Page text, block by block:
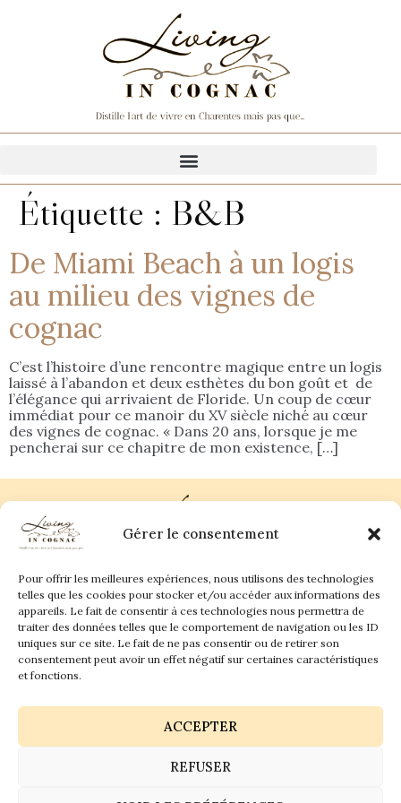
Gérer le consentement
Pour offrir les meilleures expériences, nous utilisons des technologies
telles que les cookies pour stocker et/ou accéder aux informations des
appareils. Le fait de consentir à ces technologies nous permettra de
traiter des données telles que le comportement de navigation ou les ID
uniques sur ce site. Le fait de ne pas consentir ou de retirer son
consentement peut avoir un effet négatif sur certaines caractéristiques
et fonctions.
ACCEPTER
REFUSER
Étiquette : B&B
De Miami Beach à un logis
au milieu des vignes de
cognac
C’est l’histoire d’une rencontre magique entre un logis
laissé à l’abandon et deux esthètes du bon goût et de
l’élégance qui arrivaient de Floride. Un coup de cœur
immédiat pour ce manoir du XV siècle niché au cœur
des vignes de cognac. « Dans 20 ans, lorsque je me
pencherai sur ce chapitre de mon existence, […]
Plan du site
Living in Cognac Land
La vigne & Le verre
Newsletter
Dégustation sensorielle & Écriture
Contact
anne@livingincognac.com